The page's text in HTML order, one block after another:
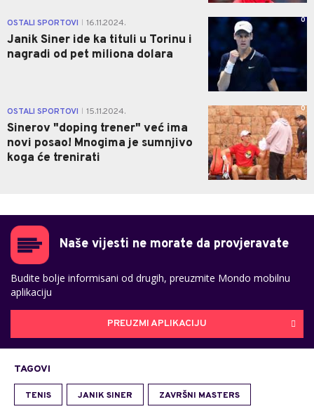
OSTALI SPORTOVI 16.11.2024.
Janik Siner ide ka tituli u Torinu i
nagradi od pet miliona dolara
0
OSTALI SPORTOVI 15.11.2024.
Sinerov "doping trener" već ima
novi posao! Mnogima je sumnjivo
koga će trenirati
0
Naše vijesti ne morate da provjeravate
Budite bolje informisani od drugih, preuzmite Mondo mobilnu
aplikaciju
PREUZMI APLIKACIJU
TAGOVI
TENIS JANIK SINER ZAVRŠNI MASTERS